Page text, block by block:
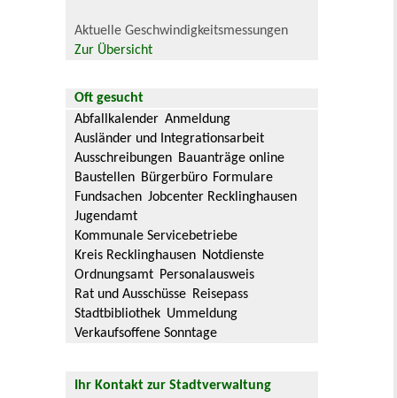
Aktuelle Geschwindigkeitsmessungen
Zur Übersicht
Oft gesucht
Abfallkalender Anmeldung
Ausländer und Integrationsarbeit
Ausschreibungen Bauanträge online
Baustellen Bürgerbüro Formulare
Fundsachen Jobcenter Recklinghausen
Jugendamt
Kommunale Servicebetriebe
Kreis Recklinghausen Notdienste
Ordnungsamt Personalausweis
Rat und Ausschüsse Reisepass
Stadtbibliothek Ummeldung
Verkaufsoffene Sonntage
Ihr Kontakt zur Stadtverwaltung